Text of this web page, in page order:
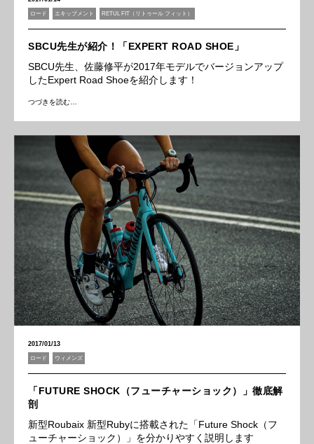
ロード エキップメント RETUL FIT（リトゥール フィット）
SBCU先生が紹介！「EXPERT ROAD SHOE」
SBCU先生、佐藤修平が2017年モデルでバージョンアップ
したExpert Road Shoeを紹介します！
つづきを読む…
2017/01/13
ロード ウィメンズ
「FUTURE SHOCK（フューチャーショック）」徹底解
剖
新型Roubaix 新型Rubyに搭載された「Future Shock（フ
ューチャーショック）」を分かりやすく説明します